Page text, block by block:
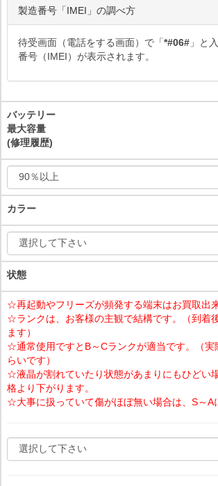
製造番号「IMEI」の調べ方
待受画面（電話をする画面）で「*#06# 」と
番号（IMEI）が表示されます。
バッテリー
最大容量
(修理履歴)
カラー
状態
☆再起動やフリーズが頻発する端末はお買取出
☆ランクは、お客様の主観で結構です。（到着
ます）
☆通常使用ですとB～Cランクが適当です。（実
らいです）
☆液晶が割れていたり状態があまりにもひどい
格より下がります。
☆大事に扱っていて傷がほぼ無い場合は、S～A